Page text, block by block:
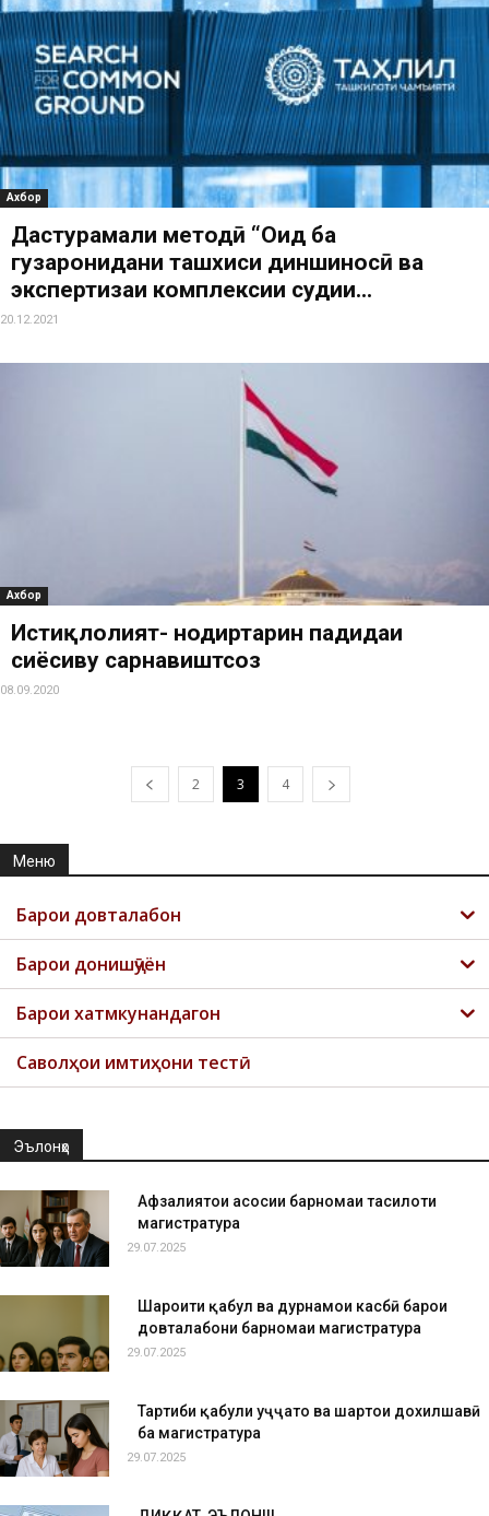
Ахбор
Дастурамали методӣ “Оид ба
гузаронидани ташхиси диншиносӣ ва
экспертизаи комплексии судии...
20.12.2021
Ахбор
Истиқлолият- нодиртарин падидаи
сиёсиву сарнавиштсоз
08.09.2020
2 3 4
Меню
Барои довталабон
Барои донишҷӯён
Барои хатмкунандагон
Саволҳои имтиҳони тестӣ
Эълонҳо
Афзалиятҳои асосии барномаи таҳсилоти
магистратура
29.07.2025
Шароити қабул ва дурнамои касбӣ барои
довталабони барномаи магистратура
29.07.2025
Тартиби қабули ҳуҷҷатҳо ва шартҳои дохилшавӣ
ба магистратура
29.07.2025